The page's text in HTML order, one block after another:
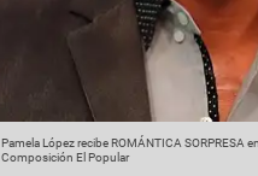
Pamela López recibe ROMÁNTICA SORPRESA
Composición El Popular